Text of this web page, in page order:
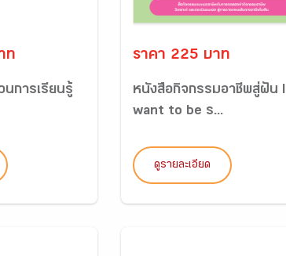
ท
นการเรียนรู้
ราคา 225 บาท
หนังสือกิจกรรมอาชีพสู่ฝัน I
want to be ร...
ดูรายละเอียด